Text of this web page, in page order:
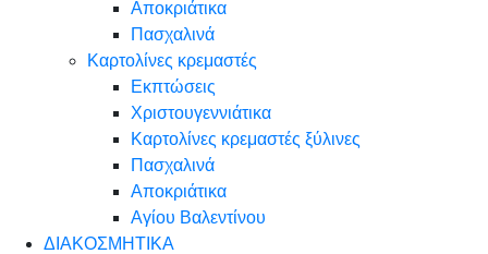
Αποκριάτικα
Πασχαλινά
Καρτολίνες κρεμαστές
Εκπτώσεις
Χριστουγεννιάτικα
Καρτολίνες κρεμαστές ξύλινες
Πασχαλινά
Αποκριάτικα
Αγίου Βαλεντίνου
ΔΙΑΚΟΣΜΗΤΙΚΑ